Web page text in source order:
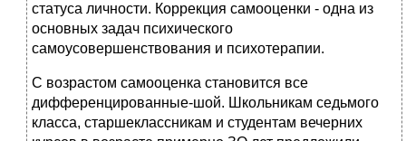
статуса личности. Коррекция самооценки - одна из
основных задач психического
самоусовершенствования и психотерапии.
С возрастом самооценка становится все
дифференцированные-шой. Школьникам седьмого
класса, старшеклассникам и студентам вечерних